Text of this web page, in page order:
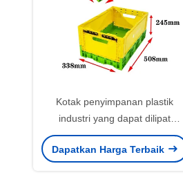
Kotak penyimpanan plastik
industri yang dapat dilipat
dengan warna yang disesuaikan
dapat didaur ulang
Dapatkan Harga Terbaik